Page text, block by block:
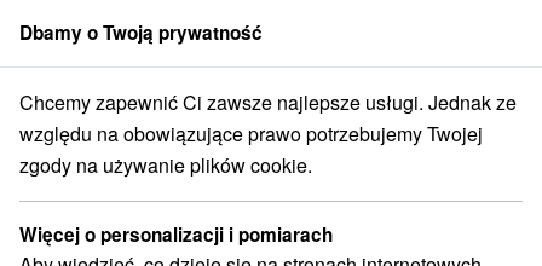
członek grupySorger
Specjalne oferty na Słowacji Pobyty z rabatem Wysokie Tatry
Pobyty z rabatem Wysokie Tatry
Kategorie
Dbamy o Twoją prywatność
Chcemy zapewnić Ci zawsze najlepsze usługi. Jednak ze
względu na obowiązujące prawo potrzebujemy Twojej
zgody na używanie plików cookie.
Więcej o personalizacji i pomiarach